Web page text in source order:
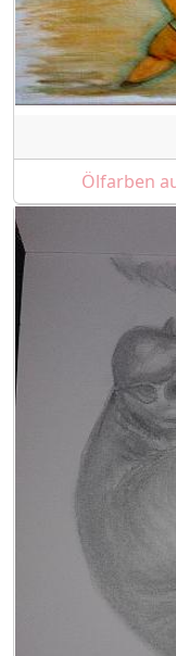
Ölfarben